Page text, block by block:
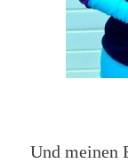
Und meinen